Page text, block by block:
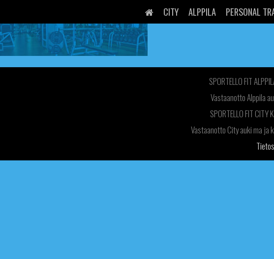
CITY ALPPILA PERSONAL
SPORTELLO FIT
Vastaanotto Alppila
SPORTELLO FIT
Vastaanotto City auki ma ja